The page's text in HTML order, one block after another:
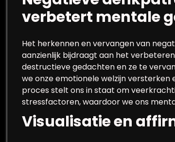
verbetert mentale
Het herkennen en vervangen van
aanzienlijk bijdraagt aan het
destructieve gedachten en ze te
we onze emotionele welzijn
proces stelt ons in staat om
stressfactoren, waardoor we ons
Visualisatie en